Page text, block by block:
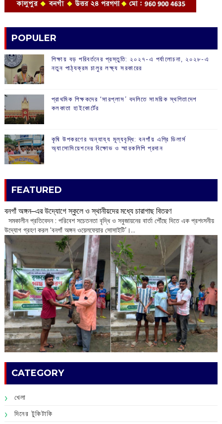
POPULER
শিক্ষায় বড় পরিবর্তনের প্রস্তুতি: ২০২৭-এ পর্যালোচনা, ২০২৮-এ
নতুন পাঠ্যক্রম চালুর লক্ষ্য সরকারের
প্রাথমিক শিক্ষকদের ‘সারপ্লাস’ বদলিতে সাময়িক স্থগিতাদেশ
কলকাতা হাইকোর্টের
কৃষি উপকরণের অন্যায্য মূল্যবৃদ্ধি: বনগাঁয় এগ্রি ডিলার্স
অ্যাসোসিয়েশনের বিক্ষোভ ও স্মারকলিপি প্রদান
FEATURED
বনগাঁ অঙ্গন–এর উদ্যোগে স্কুলে ও স্থানীয়দের মধ্যে চারাগাছ বিতরণ
সমকালীন প্রতিবেদন : পরিবেশ সচেতনতা বৃদ্ধি ও সবুজায়নের বার্তা পৌঁছে দিতে এক প্রশংসনীয়
উদ্যোগ গ্রহণ করল ‘বনগাঁ অঙ্গন ওয়েলফেয়ার সোসাইটি’।...
CATEGORY
খেলা
দিনের টুকিটাকি